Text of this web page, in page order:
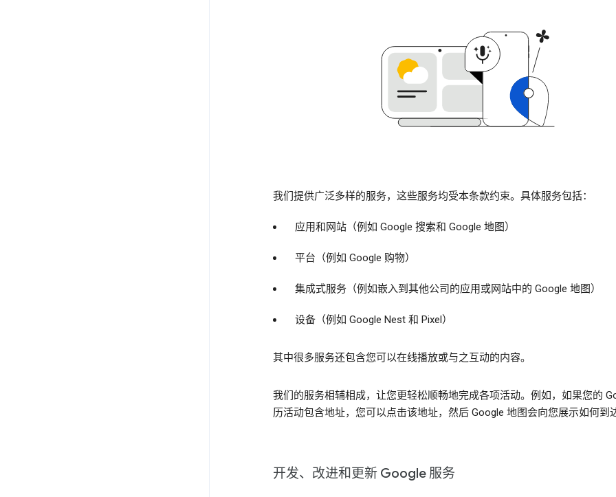
我们提供广泛多样的服务，这些服务均受本条款约束。具体服务包括：
应用和网站（例如 Google 搜索和 Google 地图）
平台（例如 Google 购物）
集成式服务（例如嵌入到其他公司的应用或网站中的 Google 地图）
设备（例如 Google Nest 和 Pixel）
其中很多服务还包含您可以在线播放或与之互动的内容。
我们的服务相辅相成，让您更轻松顺畅地完成各项活动。例如，如果您的
历活动包含地址，您可以点击该地址，然后 Google 地图会向您展示如何到
开发、改进和更新 Google 服务